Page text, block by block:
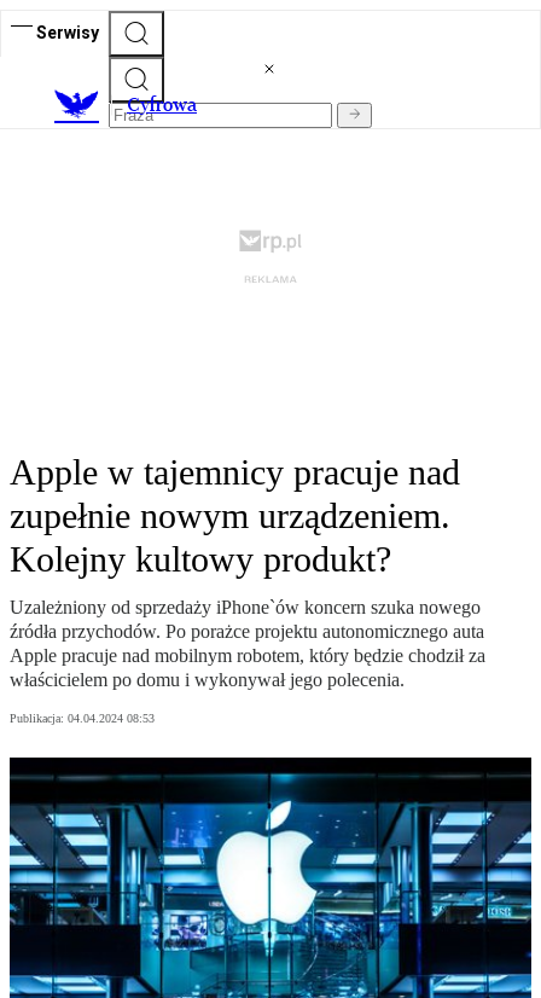
Serwisy
Cyfrowa
Apple w tajemnicy pracuje nad
zupełnie nowym urządzeniem.
Kolejny kultowy produkt?
Uzależniony od sprzedaży iPhone`ów koncern szuka nowego
źródła przychodów. Po porażce projektu autonomicznego auta
Apple pracuje nad mobilnym robotem, który będzie chodził za
właścicielem po domu i wykonywał jego polecenia.
Publikacja: 04.04.2024 08:53